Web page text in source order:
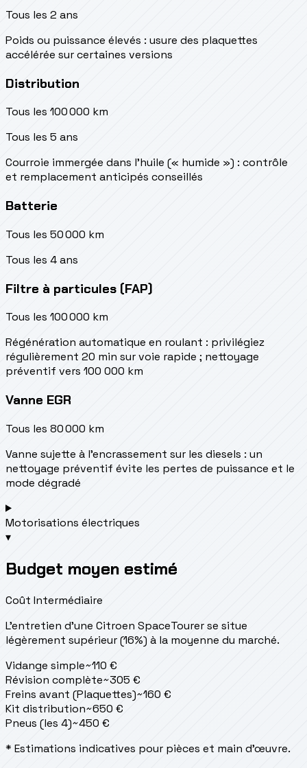
Tous les 2 ans
Poids ou puissance élevés : usure des plaquettes
accélérée sur certaines versions
Distribution
Tous les 100 000 km
Tous les 5 ans
Courroie immergée dans l'huile (« humide ») : contrôle
et remplacement anticipés conseillés
Batterie
Tous les 50 000 km
Tous les 4 ans
Filtre à particules (FAP)
Tous les 100 000 km
Régénération automatique en roulant : privilégiez
régulièrement 20 min sur voie rapide ; nettoyage
préventif vers 100 000 km
Vanne EGR
Tous les 80 000 km
Vanne sujette à l'encrassement sur les diesels : un
nettoyage préventif évite les pertes de puissance et le
mode dégradé
Motorisations électriques
▾
Budget moyen estimé
Coût Intermédiaire
L'entretien d'une Citroen SpaceTourer se situe
légèrement supérieur (16%) à la moyenne du marché.
Vidange simple~110 €
Révision complète~305 €
Freins avant (Plaquettes)~160 €
Kit distribution~650 €
Pneus (les 4)~450 €
* Estimations indicatives pour pièces et main d'œuvre.